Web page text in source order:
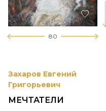
80
Захаров Евгений
Григорьевич
МЕЧТАТЕЛИ